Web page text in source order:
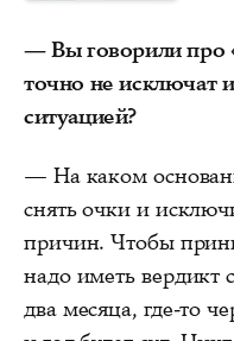
— Вы говорили про
точно не исключат
ситуацией?
— На каком
снять очки и
причин. Чтобы
надо иметь вердикт
два месяца, где-то